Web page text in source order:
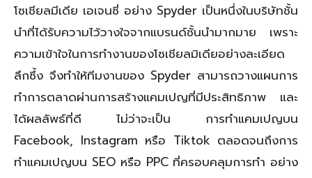
โซเชียลมีเดีย เอเจนซี่ อย่าง Spyder เป็นหนึ่งในบริษัทชั้น
นำที่ได้รับความไว้วางใจจากแบรนด์ชั้นนำมากมาย เพราะ
ความเข้าใจในการทำงานของโซเชียลมิเดียอย่างละเอียด
ลึกซึ้ง จึงทำให้ทีมงานของ Spyder สามารถวางแผนการ
ทำการตลาดผ่านการสร้างแคมเปญที่มีประสิทธิภาพ และ
ได้ผลลัพธ์ที่ดี ไม่ว่าจะเป็น การทำแคมเปญบน
Facebook, Instagram หรือ Tiktok ตลอดจนถึงการ
ทำแคมเปญบน SEO หรือ PPC ที่ครอบคลุมการทำ อย่าง